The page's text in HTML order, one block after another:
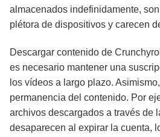
almacenados indefinidamente,
plétora de dispositivos y carecen
Descargar contenido de
es necesario mantener una
los vídeos a largo plazo.
permanencia del contenido. Por
archivos descargados a través de
desaparecen al expirar la cuenta,